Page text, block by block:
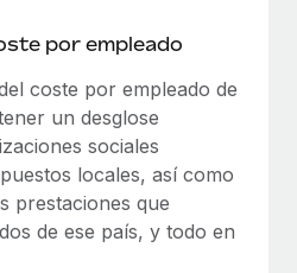
por empleado
coste por empleado de
un desglose
sociales
locales, así como
prestaciones que
de ese país, y todo en